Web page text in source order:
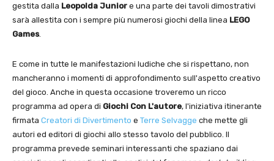
gestita dalla Leopolda Junior e una parte dei tavoli dimostrativi
sarà allestita con i sempre più numerosi giochi della linea LEGO
Games.
E come in tutte le manifestazioni ludiche che si rispettano, non
mancheranno i momenti di approfondimento sull'aspetto creativo
del gioco. Anche in questa occasione troveremo un ricco
programma ad opera di Giochi Con L'autore, l'iniziativa itinerante
firmata Creatori di Divertimento e Terre Selvagge che mette gli
autori ed editori di giochi allo stesso tavolo del pubblico. Il
programma prevede seminari interessanti che spaziano dai